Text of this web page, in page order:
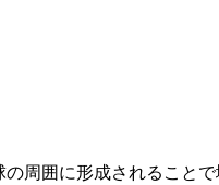
周囲に形成されること